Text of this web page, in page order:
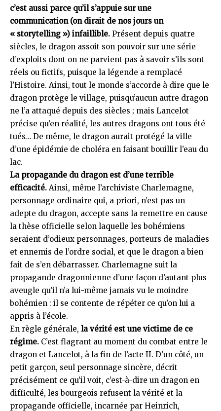
c’est aussi parce qu’il s’appuie sur une
communication (on dirait de nos jours un
« storytelling ») infaillible. Présent depuis quatre
siècles, le dragon assoit son pouvoir sur une série
d’exploits dont on ne parvient pas à savoir s’ils sont
réels ou fictifs, puisque la légende a remplacé
l’Histoire. Ainsi, tout le monde s’accorde à dire que le
dragon protège le village, puisqu’aucun autre dragon
ne l’a attaqué depuis des siècles ; mais Lancelot
précise qu’en réalité, les autres dragons ont tous été
tués… De même, le dragon aurait protégé la ville
d’une épidémie de choléra en faisant bouillir l’eau du
lac.
La propagande du dragon est d’une terrible
efficacité. Ainsi, même l’archiviste Charlemagne,
personnage ordinaire qui, a priori, n’est pas un
adepte du dragon, accepte sans la remettre en cause
la thèse officielle selon laquelle les bohémiens
seraient d’odieux personnages, porteurs de maladies
et ennemis de l’ordre social, et que le dragon a bien
fait de s’en débarrasser. Charlemagne suit la
propagande dragonnienne d’une façon d’autant plus
aveugle qu’il n’a lui-même jamais vu le moindre
bohémien : il se contente de répéter ce qu’on lui a
appris à l’école.
En règle générale, la vérité est une victime de ce
régime. C’est flagrant au moment du combat entre le
dragon et Lancelot, à la fin de l’acte II. D’un côté, un
petit garçon, seul personnage sincère, décrit
précisément ce qu’il voit, c’est-à-dire un dragon en
difficulté, les bourgeois refusent la vérité et la
propagande officielle, incarnée par Heinrich,